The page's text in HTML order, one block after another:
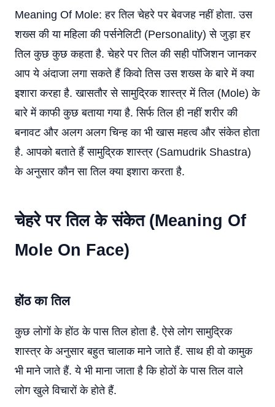
Meaning Of Mole: हर तिल चेहरे पर बेवजह नहीं होता. उस
शख्स की या महिला की पर्सनेलिटी (Personality) से जुड़ा हर
तिल कुछ कुछ कहता है. चेहरे पर तिल की सही पॉजिशन जानकर
आप ये अंदाजा लगा सकते हैं किवो तिस उस शख्स के बारे में क्या
इशारा करहा है. खासतौर से सामुद्रिक शास्त्र में तिल (Mole) के
बारे में काफी कुछ बताया गया है. सिर्फ तिल ही नहीं शरीर की
बनावट और अलग अलग चिन्ह का भी खास महत्व और संकेत होता
है. आपको बताते हैं सामुद्रिक शास्त्र (Samudrik Shastra)
के अनुसार कौन सा तिल क्या इशारा करता है.
चेहरे पर तिल के संकेत (Meaning Of
Mole On Face)
होंठ का तिल
कुछ लोगों के होंठ के पास तिल होता है. ऐसे लोग सामुद्रिक
शास्त्र के अनुसार बहुत चालाक माने जाते हैं. साथ ही वो कामुक
भी माने जाते हैं. ये भी माना जाता है कि होठों के पास तिल वाले
लोग खुले विचारों के होते हैं.